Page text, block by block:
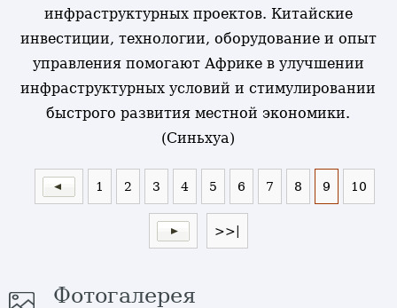
инфраструктурных проектов. Китайские
инвестиции, технологии, оборудование и опыт
управления помогают Африке в улучшении
инфраструктурных условий и стимулировании
быстрого развития местной экономики.
(Синьхуа)
1 2 3 4 5 6 7 8 9 10
>>|
Фотогалерея